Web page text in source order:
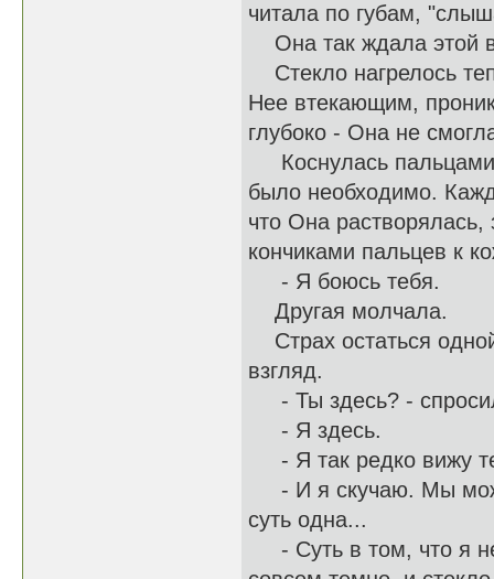
читала по губам,
Она так ждала этой
Стекло нагрелось
Нее втекающим,
глубоко - Она не
Коснулась пальцами
было необходимо.
что Она растворялась,
кончиками пальцев к
- Я боюсь тебя.
Другая молчала.
Страх остаться
взгляд.
- Ты здесь? -
- Я здесь.
- Я так редко вижу
- И я скучаю. Мы
суть одна...
- Суть в том, что я